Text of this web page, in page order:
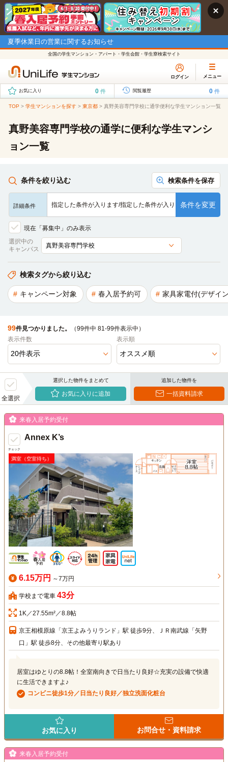
夏季休業日の営業に関するお知らせ
全国の学生マンション・アパート・学生会館・学生寮検索サイト
ログイン メニュー
お気に入り 0 件 閲覧履歴 0 件
TOP > 学生マンションを探す > 東京都 > 真野美容専門学校に通学便利な学生マンション一覧
真野美容専門学校の通学に便利な学生マンシ
ョン一覧
条件を絞り込む 検索条件を保存
詳細条件 指定した条件が入ります/指定した条件が入ります/指定した条…
条件を変更
現在「募集中」のみ表示
選択中の
キャンパス
検索タグから絞り込む
キャンペーン対象 春入居予約可 家具家電付(デザイ
99件見つかりました。
（99件中 81-99件表示中）
表示件数
表示順
全選択
選択した物件をまとめて
お気に入りに追加
追加した物件を
一括資料請求
チェック
来春入居予約受付
Annex K’s
満室（空室待ち）
6.15万円 ～7万円
学校まで電車 43分
1K／27.55m²／8.8帖
京王相模原線「京王よみうりランド」駅 徒歩9分、ＪＲ南武線「矢野
口」駅 徒歩8分、その他最寄り駅あり
居室はゆとりの8.8帖！全室南向きで日当たり良好☆充実の設備で快適
に生活できますよ♪
コンビニ徒歩1分／日当たり良好／独立洗面化粧台
お気に入り お問合せ・資料請求
来春入居予約受付